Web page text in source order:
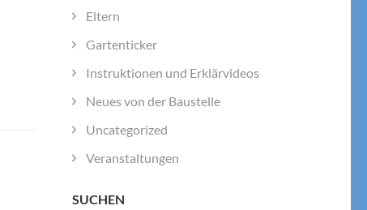
Eltern
Gartenticker
Instruktionen und Erklärvideos
Neues von der Baustelle
Uncategorized
Veranstaltungen
SUCHEN